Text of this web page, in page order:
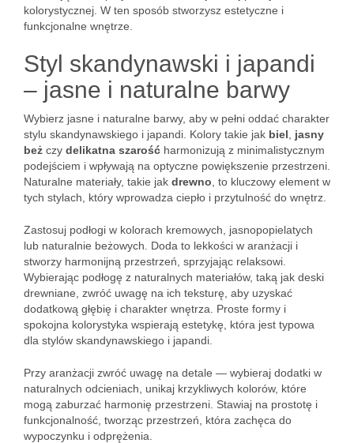
kolorystycznej. W ten sposób stworzysz estetyczne i
funkcjonalne wnętrze.
Styl skandynawski i japandi
– jasne i naturalne barwy
Wybierz jasne i naturalne barwy, aby w pełni oddać charakter
stylu skandynawskiego i japandi. Kolory takie jak biel
jasny
beż czy delikatna szarość harmonizują z minimalistycznym
podejściem i wpływają na optyczne powiększenie przestrzeni.
Naturalne materiały, takie jak drewno , to kluczowy element w
tych stylach, który wprowadza ciepło i przytulność do wnętrz.
Zastosuj podłogi w kolorach kremowych, jasnopopielatych
lub naturalnie beżowych. Doda to lekkości w aranżacji i
stworzy harmonijną przestrzeń, sprzyjając relaksowi.
Wybierając podłogę z naturalnych materiałów, taką jak deski
drewniane, zwróć uwagę na ich teksturę, aby uzyskać
dodatkową głębię i charakter wnętrza. Proste formy i
spokojna kolorystyka wspierają estetykę, która jest typowa
dla stylów skandynawskiego i japandi.
Przy aranżacji zwróć uwagę na detale — wybieraj dodatki w
naturalnych odcieniach, unikaj krzykliwych kolorów, które
mogą zaburzać harmonię przestrzeni. Stawiaj na prostotę i
funkcjonalność, tworząc przestrzeń, która zachęca do
wypoczynku i odprężenia.